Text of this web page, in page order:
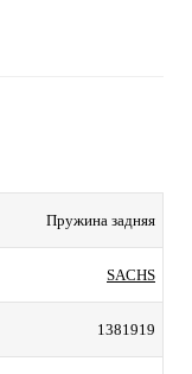
Пружина задняя
SACHS
1381919